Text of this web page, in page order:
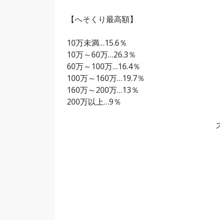
【へそくり最高額】
10万未満…15.6％
10万～60万…26.3％
60万～100万…16.4％
100万～160万…19.7％
160万～200万…13％
200万以上…9％